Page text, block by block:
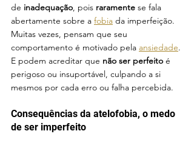
de inadequação, pois raramente se fala
abertamente sobre a fobia da imperfeição.
Muitas vezes, pensam que seu
comportamento é motivado pela ansiedade.
E podem acreditar que não ser perfeito é
perigoso ou insuportável, culpando a si
mesmos por cada erro ou falha percebida.
Consequências da atelofobia, o medo
de ser imperfeito